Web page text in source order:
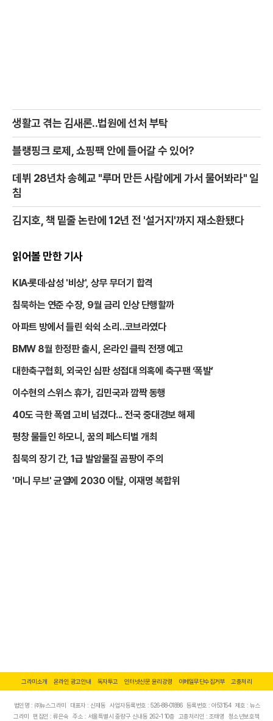
생활고 겪는 김새론..법원에 선처 부탁
블랭핑크 로제, 쇼핑팩 안에 들어갈 수 있어?
데뷔 28년차 송혜교 "루머 만든 사람에게 가서 물어봐라" 일
침
김지호, 책 밑줄 논란에 12년 전 '설거지'까지 재소환됐다
읽어볼 만한 기사
KIA·롯데·삼성 '비상', 상무 무더기 합격
침묵하는 연준 수장, 9월 금리 인상 단행할까
아파트 방에서 들린 쉭쉭 소리‥코브라였다
BMW 8월 한정판 출시, 온라인 클릭 전쟁 예고
대한축구협회, 외국인 심판 성접대 의혹에 축구팬 ‘폭발’
이수현의 스위스 휴가, 김민국과 깜짝 동행
40도 극한 폭염 고비 넘겼다... 전국 중대경보 해제
평창 물들인 하모니, 꿈의 페스티벌 개최
침묵의 장기 간, 1급 발암물질 곰팡이 주의
'머니 무브' 균열에 2030 이탈, 이재명 복합위
그라미소개 온라인 광고안내 독자투고 인터넷신문 윤리강령 이메일무단수집거부 고충처리
법인명 : ㈜뉴스그라미 대표자 : 신재동 사업자등록번호 : 526-88-01886 등록번호 : 아53154 제호 : 뉴스
그라미
편집인 : 류은숙 주소 : 서울특별시 중랑구 신내동 262-1 10층 고충처리인 : 조태영 청소년보호책